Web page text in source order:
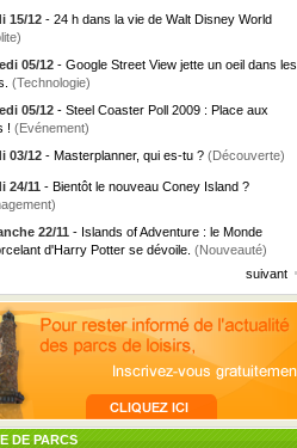
15/12 - 24 h dans la vie de Walt Disney World
05/12 - Google Street View jette un oeil dans les
(Technologie)
05/12 - Steel Coaster Poll 2009 : Place aux
! (Evénement)
03/12 - Masterplanner, qui es-tu ? (Découverte)
24/11 - Bientôt le nouveau Coney Island ?
22/11 - Islands of Adventure : le Monde
d'Harry Potter se dévoile. (Nouveauté)
suivant
DE PARCS